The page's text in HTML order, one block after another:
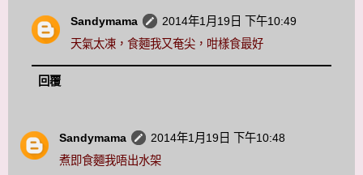
Sandymama
2014年1月19日 下午10:49
天氣太凍，食麵我又奄尖，咁樣食最好
回覆
Sandymama
2014年1月19日 下午10:48
煮即食麵我唔出水架